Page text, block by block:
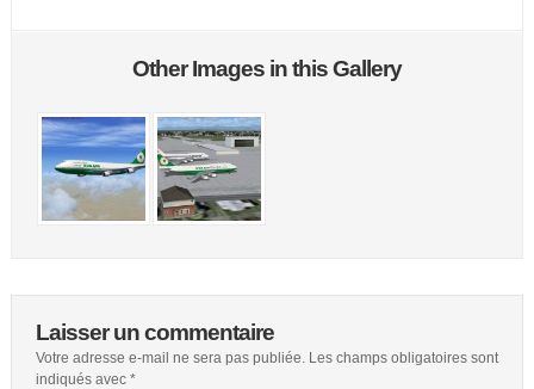
Other Images in this Gallery
Laisser un commentaire
Votre adresse e-mail ne sera pas publiée. Les champs obligatoires sont
indiqués avec *